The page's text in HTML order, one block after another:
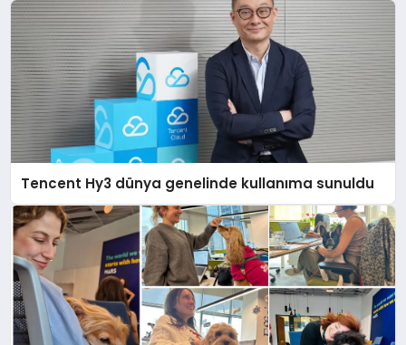
Tencent Hy3 dünya genelinde kullanıma sunuldu